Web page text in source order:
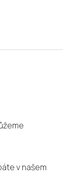
v našem